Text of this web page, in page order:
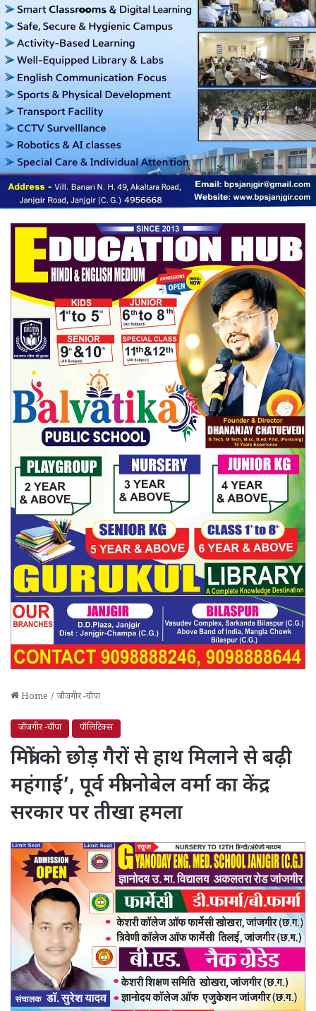
Home / जाँजगीर -चाँपा
जाँजगीर -चाँपा पॉलिटिक्स
मित्रों को छोड़ गैरों से हाथ मिलाने से बढ़ी
महंगाई’, पूर्व मंत्री नोबेल वर्मा का केंद्र
सरकार पर तीखा हमला